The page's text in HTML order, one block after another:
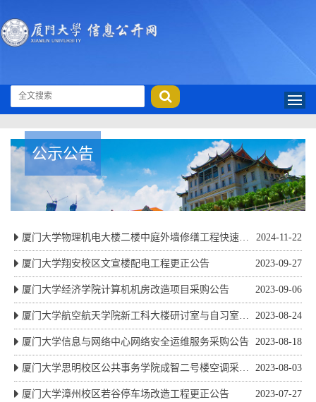
公示公告
厦门大学物理机电大楼二楼中庭外墙修缮工程快速采
购公告
2024-11-22
厦门大学翔安校区文宣楼配电工程更正公告 2023-09-27
厦门大学经济学院计算机机房改造项目采购公告 2023-09-06
厦门大学航空航天学院新工科大楼研讨室与自习室家
具采购公告
2023-08-24
厦门大学信息与网络中心网络安全运维服务采购公告 2023-08-18
厦门大学思明校区公共事务学院成智二号楼空调采购
公告
2023-08-03
厦门大学漳州校区若谷停车场改造工程更正公告 2023-07-27